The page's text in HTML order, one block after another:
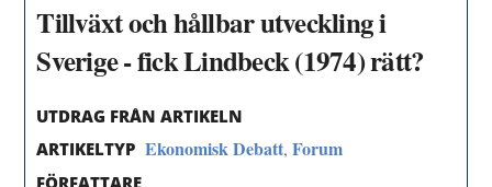
Tillväxt och hållbar utveckling i
Sverige - fick Lindbeck (1974) rätt?
UTDRAG FRÅN ARTIKELN
ARTIKELTYP Ekonomisk Debatt,Forum